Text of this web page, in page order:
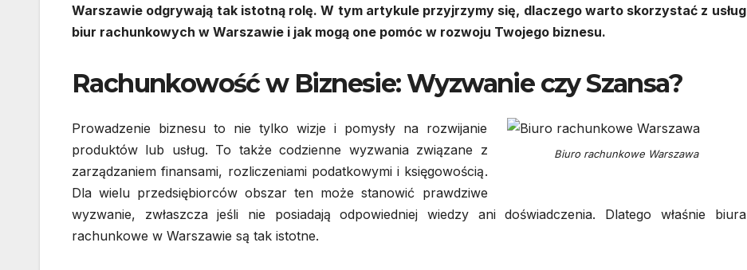
Warszawie odgrywają tak istotną rolę. W tym artykule przyjrzymy się, dlaczego warto skorzystać z usług
biur rachunkowych w Warszawie i jak mogą one pomóc w rozwoju Twojego biznesu.
Rachunkowość w Biznesie: Wyzwanie czy Szansa?
Biuro rachunkowe Warszawa
Prowadzenie biznesu to nie tylko wizje i pomysły na rozwijanie
produktów lub usług. To także codzienne wyzwania związane z
zarządzaniem finansami, rozliczeniami podatkowymi i księgowością.
Dla wielu przedsiębiorców obszar ten może stanowić prawdziwe
wyzwanie, zwłaszcza jeśli nie posiadają odpowiedniej wiedzy ani doświadczenia. Dlatego właśnie biura
rachunkowe w Warszawie są tak istotne.